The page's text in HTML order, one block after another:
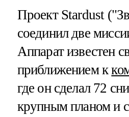
Проект Stardust
соединил две
Аппарат известен
приближением к
где он сделал 72
крупным планом и